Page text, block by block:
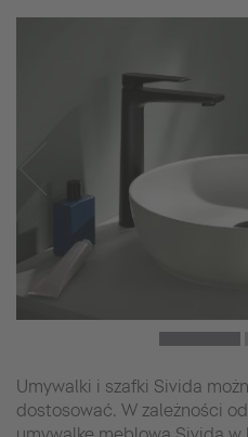
Umywalki i szafki Sivida
dostosować. W zależności